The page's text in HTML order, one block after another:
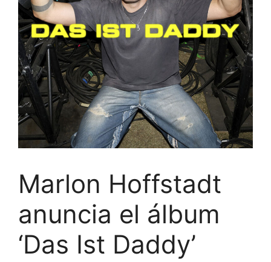
Marlon Hoffstadt
anuncia el álbum
‘Das Ist Daddy’